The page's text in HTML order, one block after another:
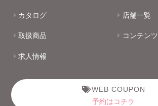
カタログ 店舗一覧
取扱商品 コンテンツ
求人情報
WEB COUPON
予約はコチラ